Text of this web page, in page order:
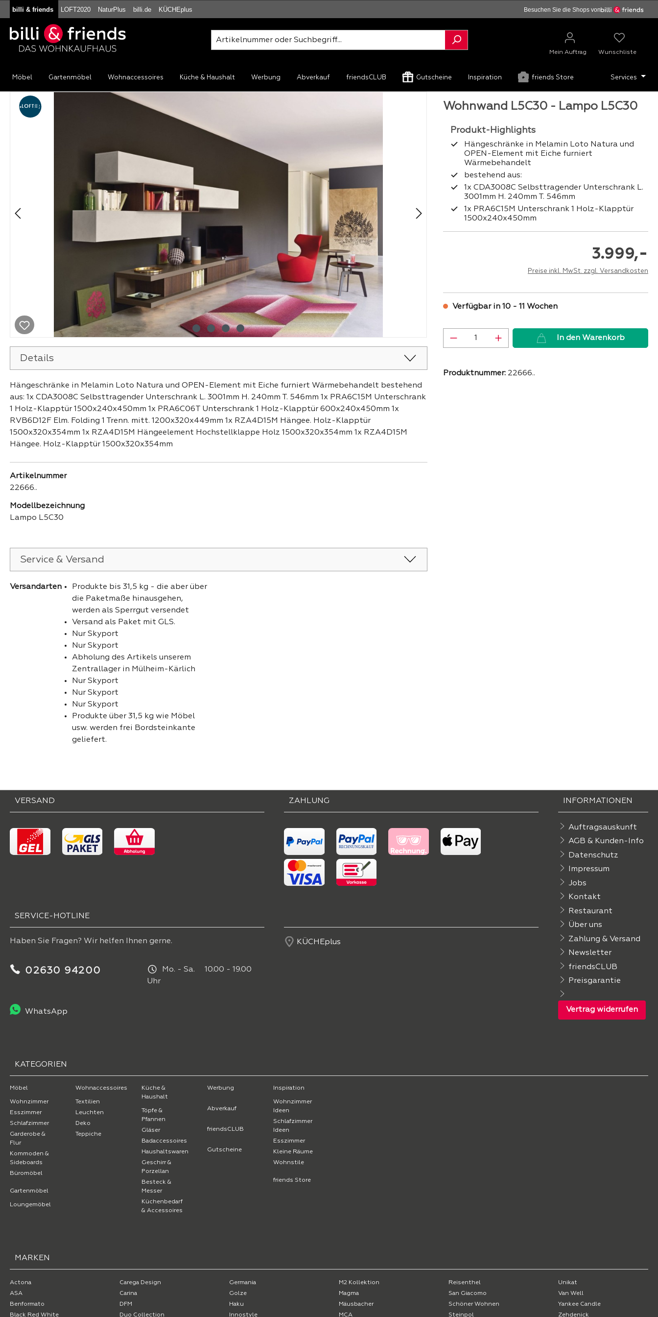
Hauptinhalt springen
Zur Suche springen
Zur Hauptnavigation springen
billi & friends LOFT2020 NaturPlus billi.de KÜCHEplus Besuchen Sie die Shops von
Mein Auftrag Wunschliste
Möbel Gartenmöbel Wohnaccessoires Küche & Haushalt Werbung Abverkauf friendsCLUB Gutscheine Inspiration friends Store Services
Bildergalerie überspringen
Wohnwand L5C30 - Lampo L5C30
Hängeschränke in Melamin Loto Natura und
OPEN-Element mit Eiche furniert
Wärmebehandelt
bestehend aus:
1x CDA3008C Selbsttragender Unterschrank L.
3001mm H. 240mm T. 546mm
1x PRA6C15M Unterschrank 1 Holz-Klapptür
1500x240x450mm
3.999,-
Preise inkl. MwSt. zzgl. Versandkosten
Verfügbar in 10 - 11 Wochen
Produkt Anzahl: Gib denIn den Warenkorb
Produktnummer: 22666..
Details
Hängeschränke in Melamin Loto Natura und OPEN-Element mit Eiche furniert Wärmebehandelt bestehend
aus: 1x CDA3008C Selbsttragender Unterschrank L. 3001mm H. 240mm T. 546mm 1x PRA6C15M Unterschrank
1 Holz-Klapptür 1500x240x450mm 1x PRA6C06T Unterschrank 1 Holz-Klapptür 600x240x450mm 1x
RVB6D12F Elm. Folding 1 Trenn. mitt. 1200x320x449mm 1x RZA4D15M Hängee. Holz-Klapptür
1500x320x354mm 1x RZA4D15M Hängeelement Hochstellklappe Holz 1500x320x354mm 1x RZA4D15M
Hängee. Holz-Klapptür 1500x320x354mm
Artikelnummer
22666..
Modellbezeichnung
Lampo L5C30
Service & Versand
Versandarten
Produkte bis 31,5 kg - die aber über
die Paketmaße hinausgehen,
werden als Sperrgut versendet
Versand als Paket mit GLS.
Nur Skyport
Nur Skyport
Abholung des Artikels unserem
Zentrallager in Mülheim-Kärlich
Nur Skyport
Nur Skyport
Nur Skyport
Produkte über 31,5 kg wie Möbel
usw. werden frei Bordsteinkante
geliefert.
VERSAND ZAHLUNG
SERVICE-HOTLINE
Haben Sie Fragen? Wir helfen Ihnen gerne.
02630 94200
Mo. - Sa. 10.00 - 19.00
Uhr
WhatsApp
KÜCHEplus
INFORMATIONEN
Auftragsauskunft
AGB & Kunden-Info
Datenschutz
Impressum
Jobs
Kontakt
Restaurant
Über uns
Zahlung & Versand
Newsletter
friendsCLUB
Preisgarantie
KATEGORIEN
Möbel
Wohnzimmer
Esszimmer
Schlafzimmer
Garderobe &
Flur
Kommoden &
Sideboards
Büromöbel
Gartenmöbel
Loungemöbel
Wohnaccessoires
Textilien
Leuchten
Deko
Teppiche
Küche &
Haushalt
Töpfe &
Pfannen
Gläser
Badaccessoires
Haushaltswaren
Geschirr &
Porzellan
Besteck &
Messer
Küchenbedarf
& Accessoires
Werbung
Abverkauf
friendsCLUB
Gutscheine
Inspiration
Wohnzimmer
Ideen
Schlafzimmer
Ideen
Esszimmer
Kleine Räume
Wohnstile
friends Store
MARKEN
Actona
ASA
Benformato
Black Red White
Carega Design
Carina
DFM
Duo Collection
Germania
Golze
Haku
Innostyle
M2 Kollektion
Magma
Mäusbacher
MCA
Reisenthel
San Giacomo
Schöner Wohnen
Steinpol
Unikat
Van Well
Yankee Candle
Zehdenick